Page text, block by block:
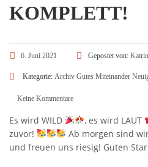
KOMPLETT!
6. Juni 2021 Gepostet von:
Kategorie: Archiv Gutes Miteinander
Keine Kommentare
Es wird WILD , es wird LAUT
zuvor!
Ab morgen sind
und freuen uns riesig! Guten